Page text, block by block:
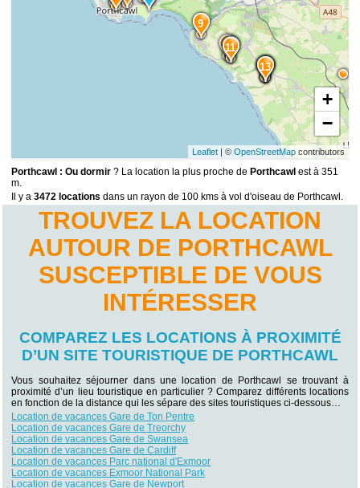
15
14
13
12
11
10
9
+
−
Leaflet| © OpenStreetMapcontributors
Porthcawl : Ou dormir ? La location la plus proche de Porthcawl est à 351
m.
Il y a3472 locations dans un rayon de 100 kms à vol d'oiseau de Porthcawl.
TROUVEZ LA LOCATION
AUTOUR DE PORTHCAWL
SUSCEPTIBLE DE VOUS
INTÉRESSER
COMPAREZ LES LOCATIONS À PROXIMITÉ
D’UN SITE TOURISTIQUE DE PORTHCAWL
Vous souhaitez séjourner dans une location de Porthcawl se trouvant à
proximité d’un lieu touristique en particulier ? Comparez différents locations
en fonction de la distance qui les sépare des sites touristiques ci-dessous…
Location de vacances Gare de Ton Pentre
Location de vacances Gare de Treorchy
Location de vacances Gare de Swansea
Location de vacances Gare de Cardiff
Location de vacances Parc national d'Exmoor
Location de vacances Exmoor National Park
Location de vacances Gare de Newport